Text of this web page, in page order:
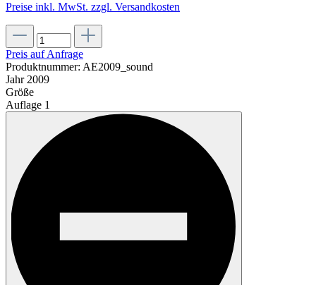
Preise inkl. MwSt. zzgl. Versandkosten
Preis auf Anfrage
Produktnummer: AE2009_sound
Jahr 2009
Größe
Auflage 1